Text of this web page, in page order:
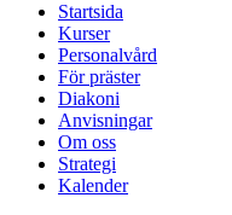
Startsida
Kurser
Personalvård
För präster
Diakoni
Anvisningar
Om oss
Strategi
Kalender